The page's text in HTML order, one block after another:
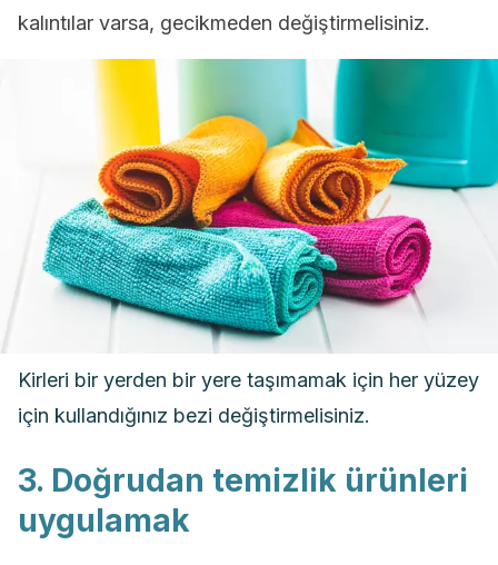
kalıntılar varsa, gecikmeden değiştirmelisiniz.
Kirleri bir yerden bir yere taşımamak için her yüzey
için kullandığınız bezi değiştirmelisiniz.
3. Doğrudan temizlik ürünleri
uygulamak